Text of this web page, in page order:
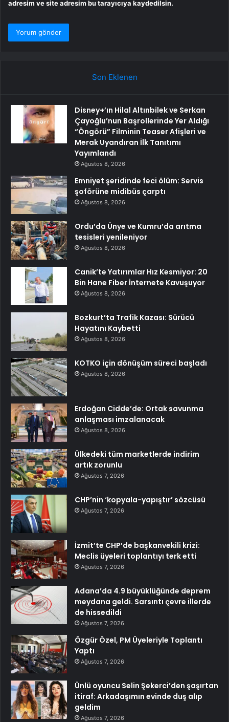
adresim ve site adresim bu tarayıcıya kaydedilsin.
Son Eklenen
Disney+’ın Hilal Altınbilek ve Serkan
Çayoğlu’nun Başrollerinde Yer Aldığı
“Öngörü” Filminin Teaser Afişleri ve
Merak Uyandıran İlk Tanıtımı
Yayımlandı
Ağustos 8, 2026
Emniyet şeridinde feci ölüm: Servis
şoförüne midibüs çarptı
Ağustos 8, 2026
Ordu’da Ünye ve Kumru’da arıtma
tesisleri yenileniyor
Ağustos 8, 2026
Canik’te Yatırımlar Hız Kesmiyor: 20
Bin Hane Fiber İnternete Kavuşuyor
Ağustos 8, 2026
Bozkurt’ta Trafik Kazası: Sürücü
Hayatını Kaybetti
Ağustos 8, 2026
KOTKO için dönüşüm süreci başladı
Ağustos 8, 2026
Erdoğan Cidde’de: Ortak savunma
anlaşması imzalanacak
Ağustos 8, 2026
Ülkedeki tüm marketlerde indirim
artık zorunlu
Ağustos 7, 2026
CHP’nin ‘kopyala-yapıştır’ sözcüsü
Ağustos 7, 2026
İzmit’te CHP’de başkanvekili krizi:
Meclis üyeleri toplantıyı terk etti
Ağustos 7, 2026
Adana’da 4.9 büyüklüğünde deprem
meydana geldi. Sarsıntı çevre illerde
de hissedildi
Ağustos 7, 2026
Özgür Özel, PM Üyeleriyle Toplantı
Yaptı
Ağustos 7, 2026
Ünlü oyuncu Selin Şekerci’den şaşırtan
itiraf: Arkadaşımın evinde duş alıp
geldim
Ağustos 7, 2026